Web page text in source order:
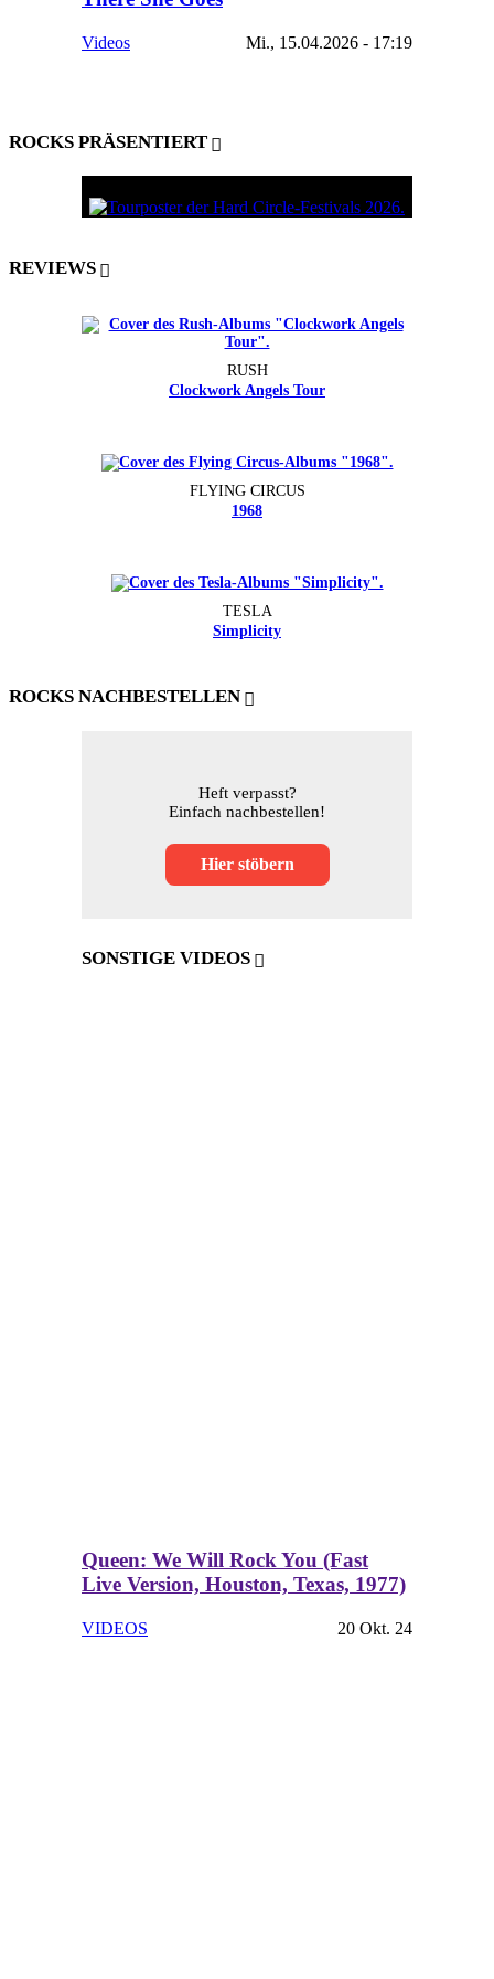
Videos Mi., 15.04.2026 - 17:19
ROCKS PRÄSENTIERT
REVIEWS
RUSH
Clockwork Angels Tour
FLYING CIRCUS
1968
TESLA
Simplicity
ROCKS NACHBESTELLEN
Heft verpasst?
Einfach nachbestellen!
Hier stöbern
SONSTIGE VIDEOS
Queen: We Will Rock You (Fast
Live Version, Houston, Texas, 1977)
VIDEOS 20 Okt. 24